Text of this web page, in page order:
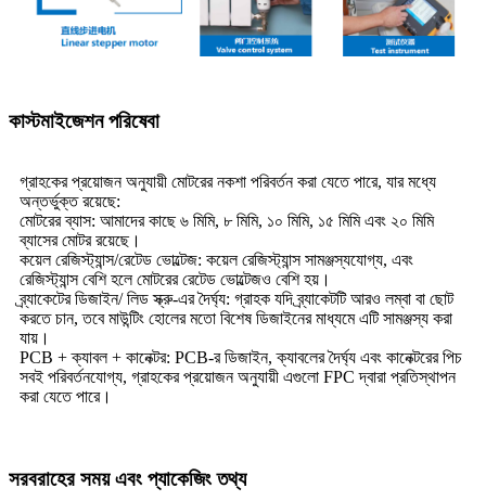
কাস্টমাইজেশন পরিষেবা
গ্রাহকের প্রয়োজন অনুযায়ী মোটরের নকশা পরিবর্তন করা যেতে পারে, যার মধ্যে
অন্তর্ভুক্ত রয়েছে:
মোটরের ব্যাস: আমাদের কাছে ৬ মিমি, ৮ মিমি, ১০ মিমি, ১৫ মিমি এবং ২০ মিমি
ব্যাসের মোটর রয়েছে।
কয়েল রেজিস্ট্যান্স/রেটেড ভোল্টেজ: কয়েল রেজিস্ট্যান্স সামঞ্জস্যযোগ্য, এবং
রেজিস্ট্যান্স বেশি হলে মোটরের রেটেড ভোল্টেজও বেশি হয়।
ব্র্যাকেটের ডিজাইন/ লিড স্ক্রু-এর দৈর্ঘ্য: গ্রাহক যদি ব্র্যাকেটটি আরও লম্বা বা ছোট
করতে চান, তবে মাউন্টিং হোলের মতো বিশেষ ডিজাইনের মাধ্যমে এটি সামঞ্জস্য করা
যায়।
PCB + ক্যাবল + কানেক্টর: PCB-র ডিজাইন, ক্যাবলের দৈর্ঘ্য এবং কানেক্টরের পিচ
সবই পরিবর্তনযোগ্য, গ্রাহকের প্রয়োজন অনুযায়ী এগুলো FPC দ্বারা প্রতিস্থাপন
করা যেতে পারে।
সরবরাহের সময় এবং প্যাকেজিং তথ্য